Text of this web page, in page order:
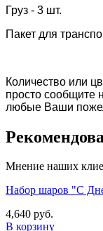
Груз - 3 шт.
Пакет для
Количество или
просто сообщите
любые Ваши
Мнение наших
Набор шаров "С
4,640 руб.
В корзину